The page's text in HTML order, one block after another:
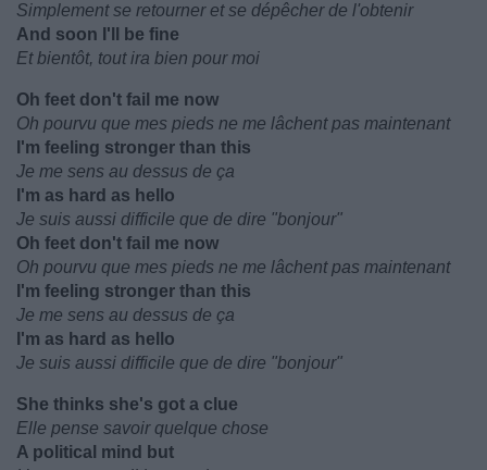
Simplement se retourner et se dépêcher de l'obtenir
And soon I'll be fine
Et bientôt, tout ira bien pour moi
Oh feet don't fail me now
Oh pourvu que mes pieds ne me lâchent pas maintenant
I'm feeling stronger than this
Je me sens au dessus de ça
I'm as hard as hello
Je suis aussi difficile que de dire "bonjour"
Oh feet don't fail me now
Oh pourvu que mes pieds ne me lâchent pas maintenant
I'm feeling stronger than this
Je me sens au dessus de ça
I'm as hard as hello
Je suis aussi difficile que de dire "bonjour"
She thinks she's got a clue
Elle pense savoir quelque chose
A political mind but